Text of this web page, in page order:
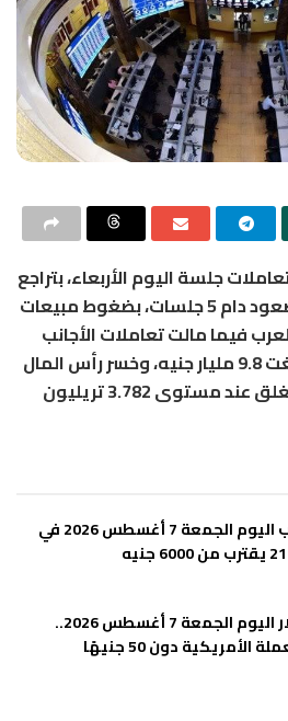
جلسة اليوم الأربعاء، بتراجع
جماعي للمؤشرات، بعد صعود دام 5 جلسات، بضغوط مبيعات
فيما مالت تعاملات الأجانب
للشراء، وسط تداولات بلغت 9.8 مليار جنيه، وخسر رأس المال
السوقي 47 مليار جنيه ليغلق عند مستوى 3.782 تريليون
سعر الذهب اليوم الجمعة 7 أغسطس 2026 في
سعر الدولار اليوم الجمعة 7 أغسطس 2026..
الأمريكية دون 50 جنيهًا